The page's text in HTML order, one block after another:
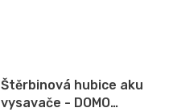
Štěrbinová hubice aku
vysavače - DOMO